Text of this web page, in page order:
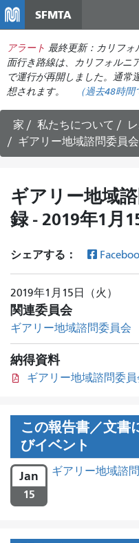
SFMTA
アラート 最終更新：カリフォ
面行き路線は、カリフォルニ
で運行が再開しました。通常
想されます。
（過去48時間
家 私たちについて
ギアリー地域諮問委員
ギアリー地域
録 - 2019年1月
シェアする：
2019年1月15日（火）
関連委員会
ギアリー地域諮問委員会
納得資料
ギアリー地域諮問委
この報告書／文書
びイベント
Jan
15
ギアリー地域諮